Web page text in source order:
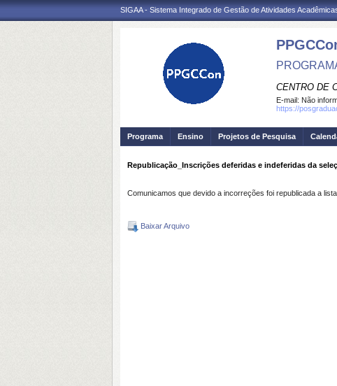
SIGAA - Sistema Integrado de Gestão de Atividades
CENTRO DE
E-mail: Não
https://
Programa Ensino Projetos de Pesquisa
Republicação_Inscrições deferidas e indeferidas da
Comunicamos que devido a incorreções foi republicada a
Baixar Arquivo